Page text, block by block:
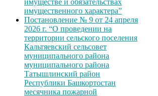
имущественного характера”
Постановление № 9 от 24 апреля
2026 г. “О проведении на
территории сельского поселения
Кальтяевский сельсовет
муниципального района
муниципального района
Татышлинский район
Республики Башкортостан
месячника пожарной